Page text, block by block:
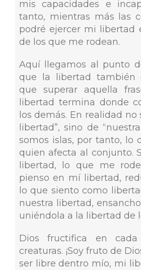
mis capacidades e
tanto, mientras más las
podré ejercer mi libertad
de los que me rodean.
Aquí llegamos al punto
que la libertad también
que superar aquella
libertad termina donde
los demás. En realidad no
libertad”, sino de
somos islas, por tanto, lo
quien afecta al conjunto.
libertad, lo que me
pienso en mí libertad,
lo que siento como
nuestra libertad,
uniéndola a la libertad de
Dios fructifica en
creaturas. ¡Soy fruto de
ser libre dentro mío, mi